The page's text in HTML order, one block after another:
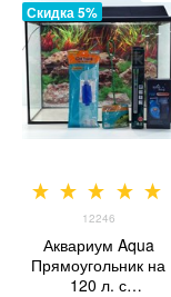
Скидка 5%
12246
Аквариум Aqua
Прямоугольник на
120 л. с